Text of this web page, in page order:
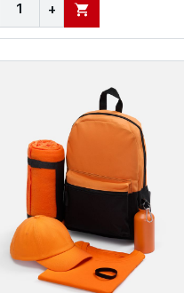
+ В КОРЗИНУ